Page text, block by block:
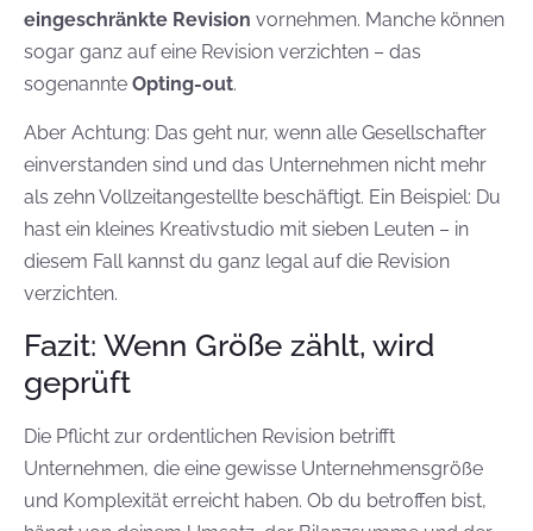
eingeschränkte Revision vornehmen. Manche können
sogar ganz auf eine Revision verzichten – das
sogenannte Opting-out.
Aber Achtung: Das geht nur, wenn alle Gesellschafter
einverstanden sind und das Unternehmen nicht mehr
als zehn Vollzeitangestellte beschäftigt. Ein Beispiel: Du
hast ein kleines Kreativstudio mit sieben Leuten – in
diesem Fall kannst du ganz legal auf die Revision
verzichten.
Fazit: Wenn Größe zählt, wird
geprüft
Die Pflicht zur ordentlichen Revision betrifft
Unternehmen, die eine gewisse Unternehmensgröße
und Komplexität erreicht haben. Ob du betroffen bist,